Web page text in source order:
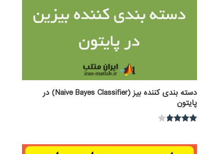
دسته بندی کننده بیز (Naive Bayes Classifier) در
پایتون
از 5